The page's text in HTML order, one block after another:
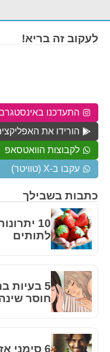
כתבות בשבילך
10
לתותים
5 בעיות
חוסר
6 סימני
לעקוב זה בריא!
התעדכנו
הורידו את
לקבוצות הוואטסאפ
עקבו ב-X (טוויטר)